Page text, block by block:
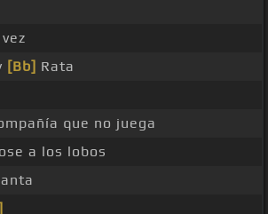
vez
[Bb] Rata
que no juega
a los lobos